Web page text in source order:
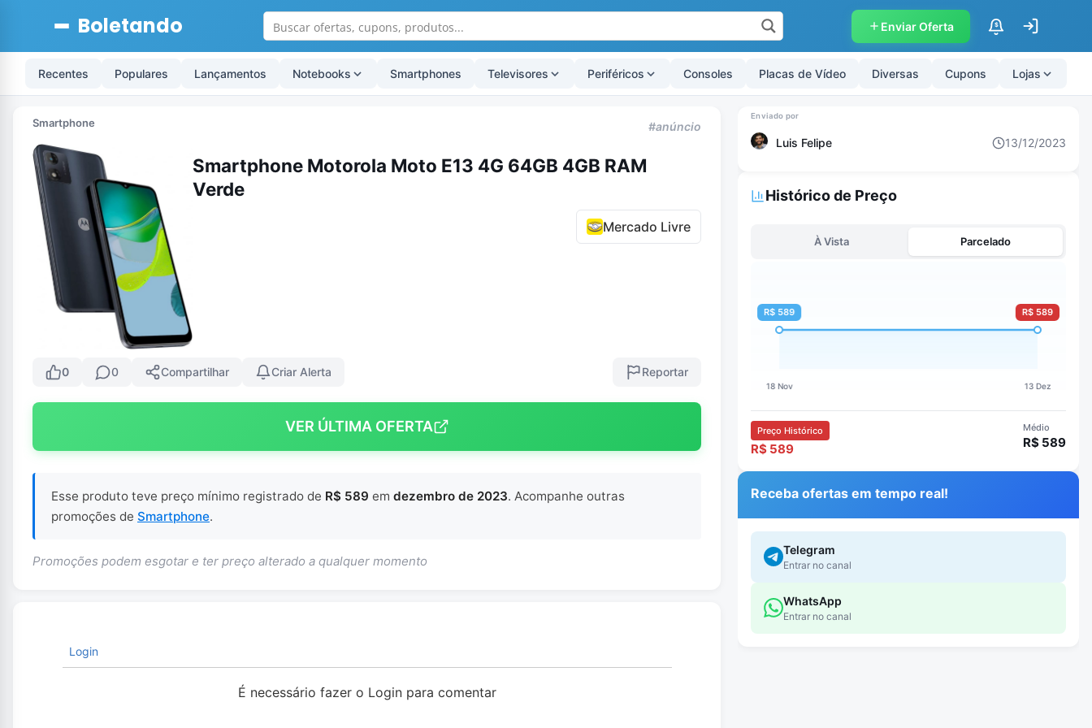
Boletando Enviar Oferta $
Recentes Populares Lançamentos Notebooks Smartphones Televisores Periféricos Consoles Placas de Vídeo Diversas Cupons Lojas
Smartphone #anúncio
Smartphone Motorola Moto E13 4G 64GB 4GB RAM
Verde
Mercado Livre
0 0 Compartilhar Criar Alerta Reportar
VER ÚLTIMA OFERTA
Esse produto teve preço mínimo registrado de R$ 589 em dezembro de 2023. Acompanhe outras
promoções de Smartphone.
Promoções podem esgotar e ter preço alterado a qualquer momento
Login
É necessário fazer o Login para comentar
Luis Felipe 13/12/2023
Histórico de Preço
À Vista Parcelado
Preço Histórico
R$ 589
Médio
R$ 589
Receba ofertas em tempo real!
Telegram
Entrar no canal
WhatsApp
Entrar no canal